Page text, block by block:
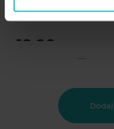
Važna obavijest prema
13,28
Linex Complex je
bakterijske kulture iz